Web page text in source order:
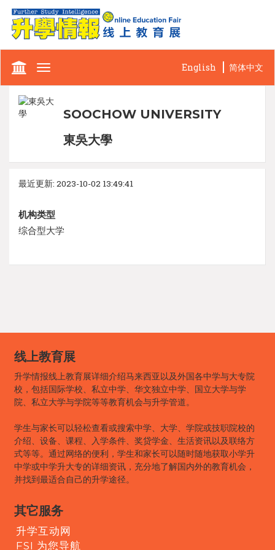
Toggle
English 简体中文
SOOCHOW UNIVERSITY
東吳大學
最近更新: 2023-10-02 13:49:41
机构类型
综合型大学
线上教育展
升学情报线上教育展详细介绍马来西亚以及外国各中学与大专院
校，包括国际学校、私立中学、华文独立中学、国立大学与学
院、私立大学与学院等等教育机会与升学管道。
学生与家长可以轻松查看或搜索中学、大学、学院或技职院校的
介绍、设备、课程、入学条件、奖贷学金、生活资讯以及联络方
式等等。通过网络的便利，学生和家长可以随时随地获取小学升
中学或中学升大专的详细资讯，充分地了解国内外的教育机会，
并找到最适合自己的升学途径。
其它服务
升学互动网
FSI 为您导航